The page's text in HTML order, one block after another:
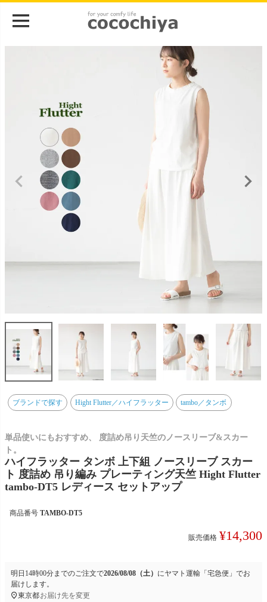
ブランドで探す Hight Flutter／ハイフラッター tambo／タンボ
単品使いにもおすすめ、 度詰め吊り天竺のノースリーブ&スカー
ト。
ハイフラッター タンボ 上下組 ノースリーブ スカー
ト 度詰め 吊り編み プレーティング天竺 Hight Flutter
tambo-DT5 レディース セットアップ
商品番号 TAMBO-DT5
販売価格 ¥14,300
明日 14時00分までのご注文で2026/08/08（土） にヤマト運輸「宅急便」 でお
届けします。
東京都お届け先を変更